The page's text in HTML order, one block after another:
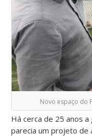
Novo espaço do
Há cerca de 25 anos
parecia um projeto de